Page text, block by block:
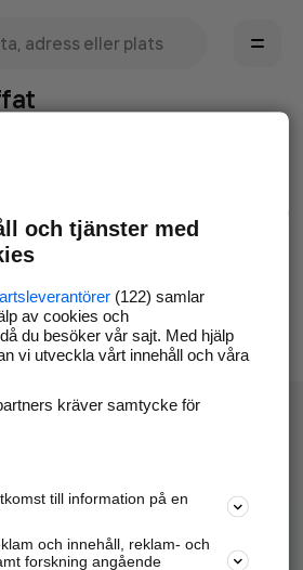
snabbare kan avhjälpa det.
i webbläsaren och försök igen
och platser.
adresser, företagsinfo mm.
och tjänster med
(122) samlar
av cookies och
du besöker vår sajt. Med hjälp
vi utveckla vårt innehåll och våra
kräver samtycke för
till information på en
och innehåll, reklam- och
forskning angående